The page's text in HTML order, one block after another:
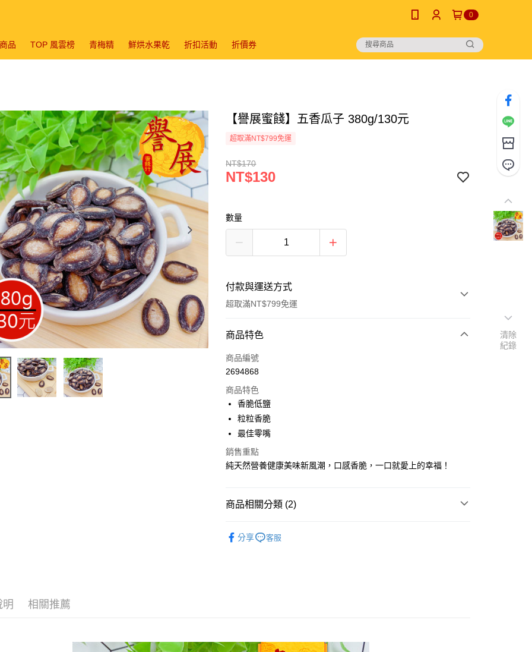
0
品 TOP 風雲榜 青梅精 鮮烘水果乾 折扣活動 折價券
【譽展蜜餞】五香瓜子 380g/130元
超取滿NT$799免運
NT$170
NT$130
數量
付款與運送方式
超取滿NT$799免運
付款方式
信用卡一次付款
LINE Pay
Apple Pay
悠遊付
全盈+PAY
ATM付款
每筆NT$60，滿NT$799(含以上)免運費
商品特色
商品編號
2694868
商品特色
香脆低鹽
粒粒香脆
最佳零嘴
銷售重點
純天然營養健康美味新風潮，口感香脆，一口就愛上的幸福！
商品相關分類 (2)
分享 客服
明 相關推薦
清除
紀錄